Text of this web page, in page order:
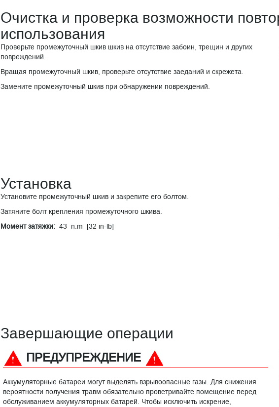
Очистка и проверка возможности
использования
Проверьте промежуточный шкив шкив на отсутствие забоин, трещин и других
повреждений.
Вращая промежуточный шкив, проверьте отсутствие заеданий и скрежета.
Замените промежуточный шкив при обнаружении повреждений.
Установка
Установите промежуточный шкив и закрепите его болтом.
Затяните болт крепления промежуточного шкива.
Момент затяжки:43 n.m [32 in-lb]
Завершающие операции
ПРЕДУПРЕЖДЕНИЕ
Аккумуляторные батареи могут выделять взрывоопасные газы. Для снижения
вероятности получения травм обязательно проветривайте помещение перед
обслуживанием аккумуляторных батарей. Чтобы исключить искрение,